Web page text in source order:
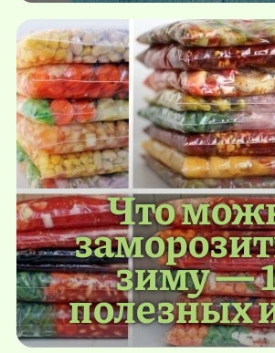
Что
зиму —
полезных